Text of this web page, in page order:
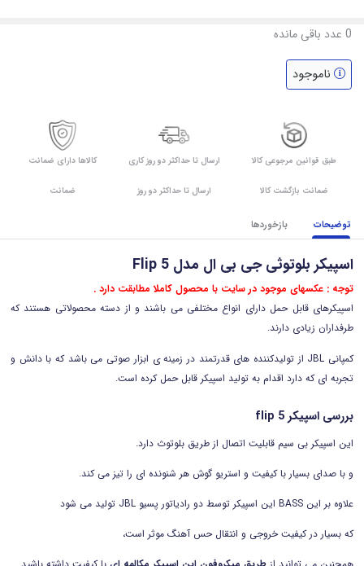
0 عدد باقی مانده
ناموجود
طبق قوانین مرجوعی کالا
ضمانت بازگشت کالا
ارسال تا حداکثر دو روز کاری
ارسال تا حداکثر دو روز
کالاها دارای ضمانت
ضمانت
توضیحات بازخوردها
اسپیکر بلوتوثی جی بی ال مدل Flip 5
توجه : عکسهای موجود در سایت با محصول کاملا مطابقت دارد .
اسپیکرهای قابل حمل دارای انواع مختلفی می باشند و از دسته محصولاتی هستند که
طرفداران زیادی دارند.
کمپانی JBL از تولیدکننده های قدرتمند در زمینه ی ابزار صوتی می باشد که با دانش و
تجربه ای که دارد اقدام به تولید اسپیکر قابل حمل کرده است.
بررسی اسپیکر flip 5
این اسپیکر بی سیم قابلیت اتصال از طریق بلوتوث دارد.
و با صدای بسیار با کیفیت و استریو گوش هر شنونده ای را تیز می کند.
علاوه بر این BASSاین اسپیکر توسط دو رادیاتور پسیو JBL تولید می شود
که بسیار در کیفیت خروجی و انتقال حس آهنگ موثر است،